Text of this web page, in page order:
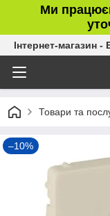
Ми
Інтернет-магазин
Товари та
–10%